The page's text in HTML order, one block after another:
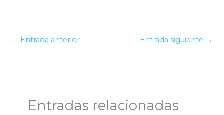
← Entrada anterior Entrada siguiente →
Entradas relacionadas